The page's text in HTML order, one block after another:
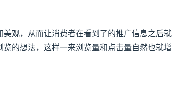
美观，从而让消费者在看到了的推广信息之后
的想法，这样一来浏览量和点击量自然也就